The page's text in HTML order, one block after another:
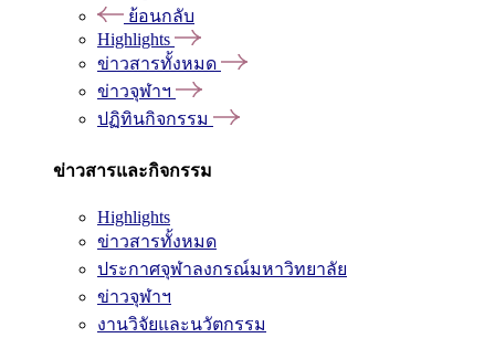
ย้อนกลับ
Highlights
ข่าวสารทั้งหมด
ข่าวจุฬาฯ
ปฏิทินกิจกรรม
ข่าวสารและกิจกรรม
Highlights
ข่าวสารทั้งหมด
ประกาศจุฬาลงกรณ์มหาวิทยาลัย
ข่าวจุฬาฯ
งานวิจัยและนวัตกรรม